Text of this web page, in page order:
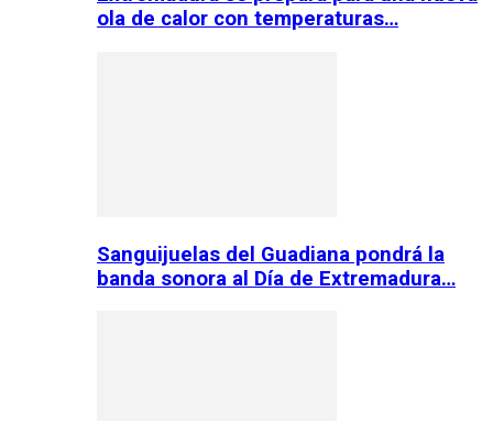
ola de calor con temperaturas…
Sanguijuelas del Guadiana pondrá la
banda sonora al Día de Extremadura…